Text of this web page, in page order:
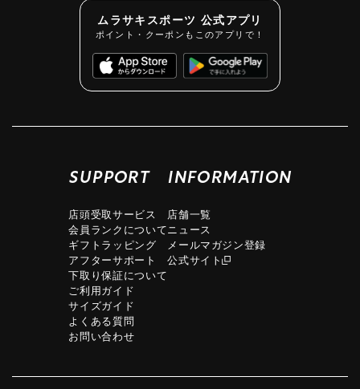
ムラサキスポーツ 公式アプリ
ポイント・クーポンもこのアプリで！
SUPPORT
店頭受取サービス
会員ランクについて
ギフトラッピング
アフターサポート
下取り保証について
ご利用ガイド
サイズガイド
よくある質問
お問い合わせ
INFORMATION
店舗一覧
ニュース
メールマガジン登録
公式サイト